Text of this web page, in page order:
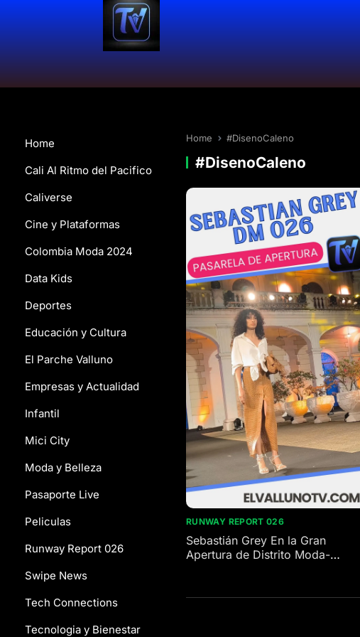
Home
Cali Al Ritmo del Pacifico
Caliverse
Cine y Plataformas
Colombia Moda 2024
Data Kids
Deportes
Educación y Cultura
El Parche Valluno
Empresas y Actualidad
Infantil
Mici City
Moda y Belleza
Pasaporte Live
Peliculas
Runway Report 026
Swipe News
Tech Connections
Tecnologia y Bienestar
Home #DisenoCaleno
#DisenoCaleno
RUNWAY REPORT 026
Sebastián Grey En la Gran
Apertura de Distrito Moda-